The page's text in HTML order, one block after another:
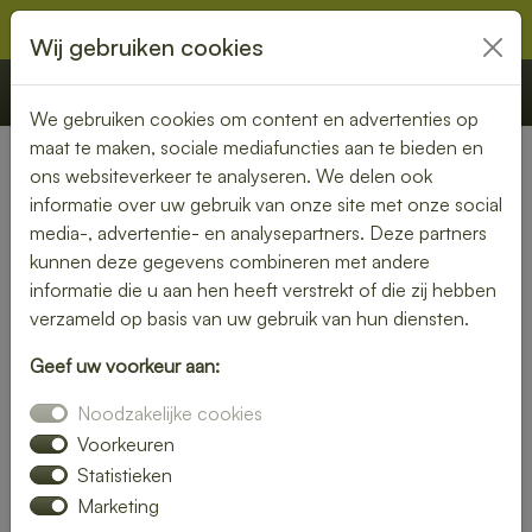
€ 0,00 Offerte Bestellen
Nederland» Wijngaarden
Heerlijke lunch bezorgen in
Wijngaarden – snel, vers en
gemakkelijk
je lunch bezorgen in Wijngaarden en kies uit een gevarieerd
menu van verse broodjes, gezonde salades en warme
maaltijden. Ideaal voor thuis of op kantoor.
Onze gerechten worden met liefde bereid en snel geleverd,
Wij gebruiken cookies
We gebruiken cookies om content en advertenties op
maat te maken, sociale mediafuncties aan te bieden en
ons websiteverkeer te analyseren. We delen ook
informatie over uw gebruik van onze site met onze social
media-, advertentie- en analysepartners. Deze partners
kunnen deze gegevens combineren met andere
informatie die u aan hen heeft verstrekt of die zij hebben
verzameld op basis van uw gebruik van hun diensten.
Geef uw voorkeur aan:
Noodzakelijke cookies
Voorkeuren
Statistieken
Marketing